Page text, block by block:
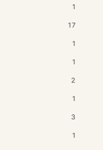
1
17
1
1
2
1
3
1